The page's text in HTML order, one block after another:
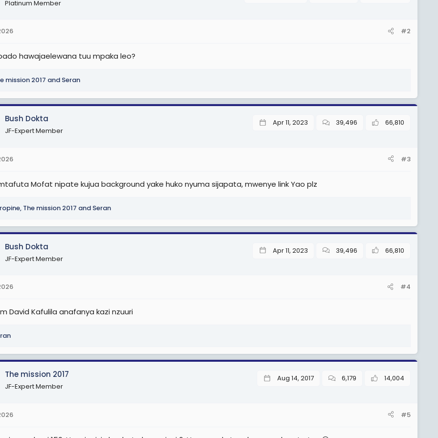
Platinum Member
#2
hawajaelewana tuu mpaka leo?
mission 2017 and Seran
Bush Dokta
JF-Expert Member
Apr 11, 2023 39,496 66,810
#3
Mofat nipate kujua background yake huko nyuma sijapata, mwenye link Yao plz
, The mission 2017 and Seran
Bush Dokta
JF-Expert Member
Apr 11, 2023 39,496 66,810
#4
David Kafulila anafanya kazi nzuuri
The mission 2017
JF-Expert Member
Aug 14, 2017 6,179 14,004
#5